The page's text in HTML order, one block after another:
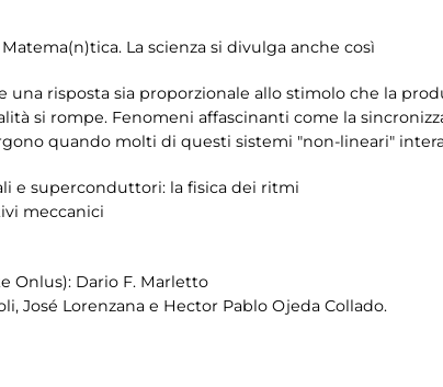
La scienza si divulga anche così
risposta sia proporzionale allo stimolo che la
si rompe. Fenomeni affascinanti come la
quando molti di questi sistemi "non-lineari"
e superconduttori: la fisica dei ritmi
meccanici
Onlus): Dario F. Marletto
José Lorenzana e Hector Pablo Ojeda Collado.